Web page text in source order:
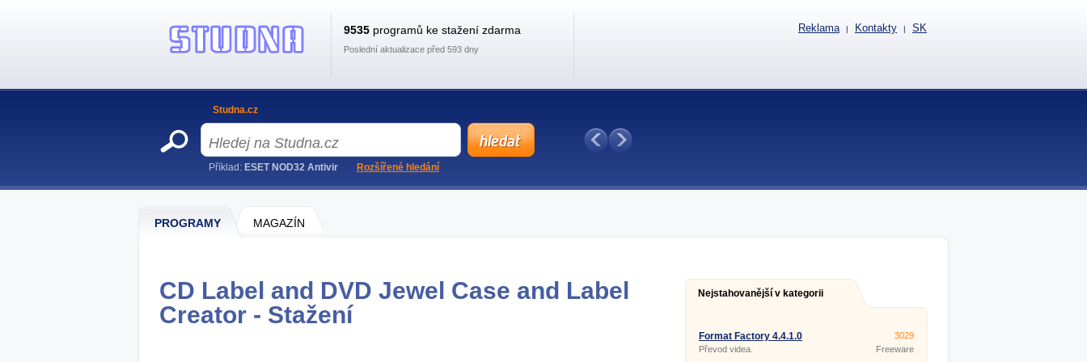
PROGRAMY MAGAZÍN
CD Label and DVD Jewel Case and Label
Creator - Stažení
Nejstahovanější v kategorii
Format Factory 4.4.1.0
Převod videa.
3029
Freeware
9535 programů ke stažení zdarma
Poslední aktualizace před 593 dny
Reklama | Kontakty | SK
Studna.cz
Příklad: ESET NOD32 Antivir Rozšířené hledání